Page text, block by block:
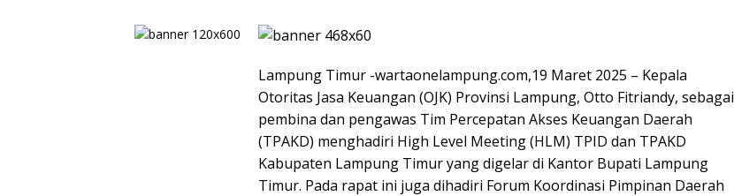
Lampung Timur -wartaonelampung.com,19 Maret 2025 – Kepala
Otoritas Jasa Keuangan (OJK) Provinsi Lampung, Otto Fitriandy, sebagai
pembina dan pengawas Tim Percepatan Akses Keuangan Daerah
(TPAKD) menghadiri High Level Meeting (HLM) TPID dan TPAKD
Kabupaten Lampung Timur yang digelar di Kantor Bupati Lampung
Timur. Pada rapat ini juga dihadiri Forum Koordinasi Pimpinan Daerah